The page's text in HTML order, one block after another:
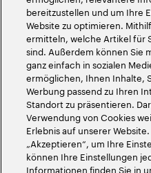
bereitzustellen und um Ihre
Website zu optimieren.
ermitteln, welche Artikel für
sind. Außerdem können Sie
ganz einfach in sozialen
ermöglichen, Ihnen Inhalte,
Werbung passend zu Ihren
Standort zu präsentieren.
Verwendung von Cookies
Erlebnis auf unserer
„Akzeptieren“, um Ihre
können Ihre Einstellungen
Informationen finden Sie in